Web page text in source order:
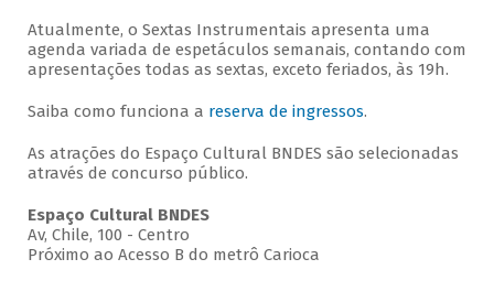
Atualmente, o Sextas Instrumentais apresenta uma
agenda variada de espetáculos semanais, contando com
apresentações todas as sextas, exceto feriados, às 19h.
Saiba como funciona a reserva de ingressos.
As atrações do Espaço Cultural BNDES são selecionadas
através de concurso público.
Espaço Cultural BNDES
Av, Chile, 100 - Centro
Próximo ao Acesso B do metrô Carioca